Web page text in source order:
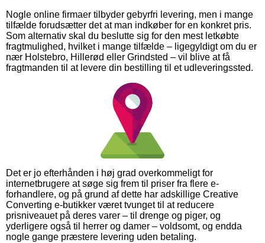
Nogle online firmaer tilbyder gebyrfri levering, men i mange
tilfælde forudsætter det at man indkøber for en konkret pris.
Som alternativ skal du beslutte sig for den mest letkøbte
fragtmulighed, hvilket i mange tilfælde – ligegyldigt om du er
nær Holstebro, Hillerød eller Grindsted – vil blive at få
fragtmanden til at levere din bestilling til et udleveringssted.
Det er jo efterhånden i høj grad overkommeligt for
internetbrugere at søge sig frem til priser fra flere e-
forhandlere, og på grund af dette har adskillige Creative
Converting e-butikker været tvunget til at reducere
prisniveauet på deres varer – til drenge og piger, og
yderligere også til herrer og damer – voldsomt, og endda
nogle gange præstere levering uden betaling.